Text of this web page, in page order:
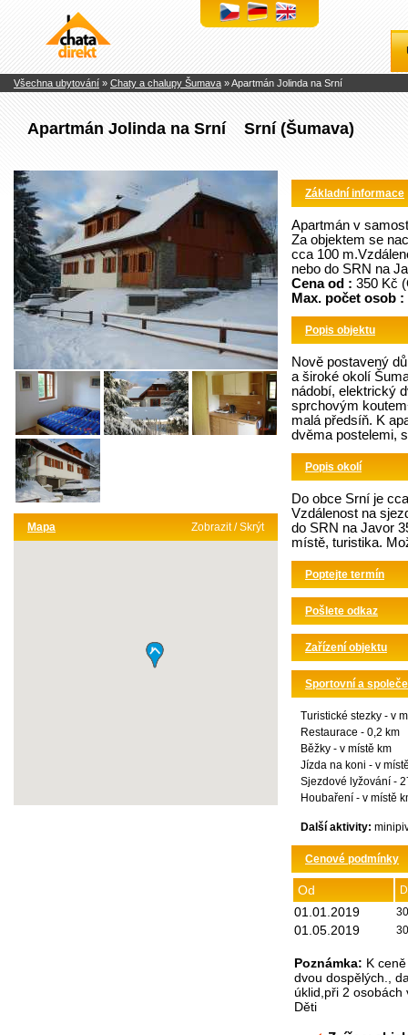
Všechna ubytování » Chaty a chalupy Šumava » Apartmán Jolinda na Srní
Apartmán Jolinda na Srní Srní (Šumava)
Mapa Zobrazit / Skrýt
Základní informace
Apartmán v
Za objektem se
cca 100
nebo do SRN na
Cena od : 350 Kč
Max. počet osob :
Popis objektu
Nově postavený
a široké okolí
nádobí, elektrický
sprchovým
malá předsíň. K
dvěma postelemi,
Popis okolí
Do obce Srní je
Vzdálenost na
do SRN na Javor
místě, turistika.
Poptejte termín
Pošlete odkaz
Zařízení objektu
Sportovní a
Turistické stezky - v
Restaurace - 0,2 km
Běžky - v místě km
Jízda na koni - v
Sjezdové lyžování -
Houbaření - v místě
Další aktivity:
Cenové podmínky
Od
01.01.2019
01.05.2019
Poznámka: K
dvou dospělých.,
úklid,při 2
Děti
chalupy